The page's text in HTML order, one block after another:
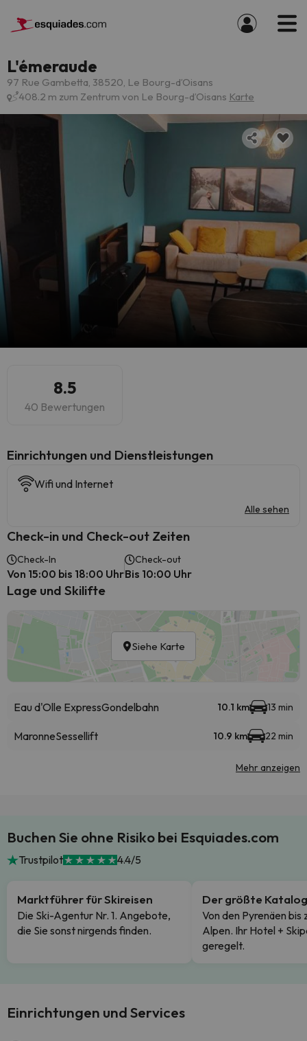
L'émeraude
97 Rue Gambetta, 38520, Le Bourg-dʼOisans
408.2 m zum Zentrum von Le Bourg-dʼOisans Karte
8.5
40 Bewertungen
​Einrichtungen und Dienstleistungen
Wifi und Internet
Alle sehen
Check-in und Check-out Zeiten
Check-In
Von 15:00 bis 18:00 Uhr
Check-out
Bis 10:00 Uhr
Lage und Skilifte
Siehe Karte
Eau d'Olle ExpressGondelbahn 10.1 km 13 min
MaronneSessellift 10.9 km 22 min
Mehr anzeigen
Buchen Sie ohne Risiko bei Esquiades.com
Trustpilot 4.4/5
Marktführer für Skireisen
Die Ski-Agentur Nr. 1. Angebote,
die Sie sonst nirgends finden.
Der größte Katalog
Von den Pyrenäen bis
Alpen. Ihr Hotel +
geregelt.
Einrichtungen und Services